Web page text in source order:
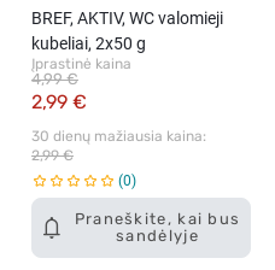
Praneškite, kai bus
sandėlyje
BREF, AKTIV, WC valomieji
kubeliai, 2x50 g
Įprastinė kaina
2,99 €
4,99 €
30 dienų mažiausia kaina:
2,99 €
0